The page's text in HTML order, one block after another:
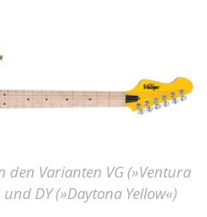
den Varianten VG (»Ventura
DY (»Daytona Yellow«)